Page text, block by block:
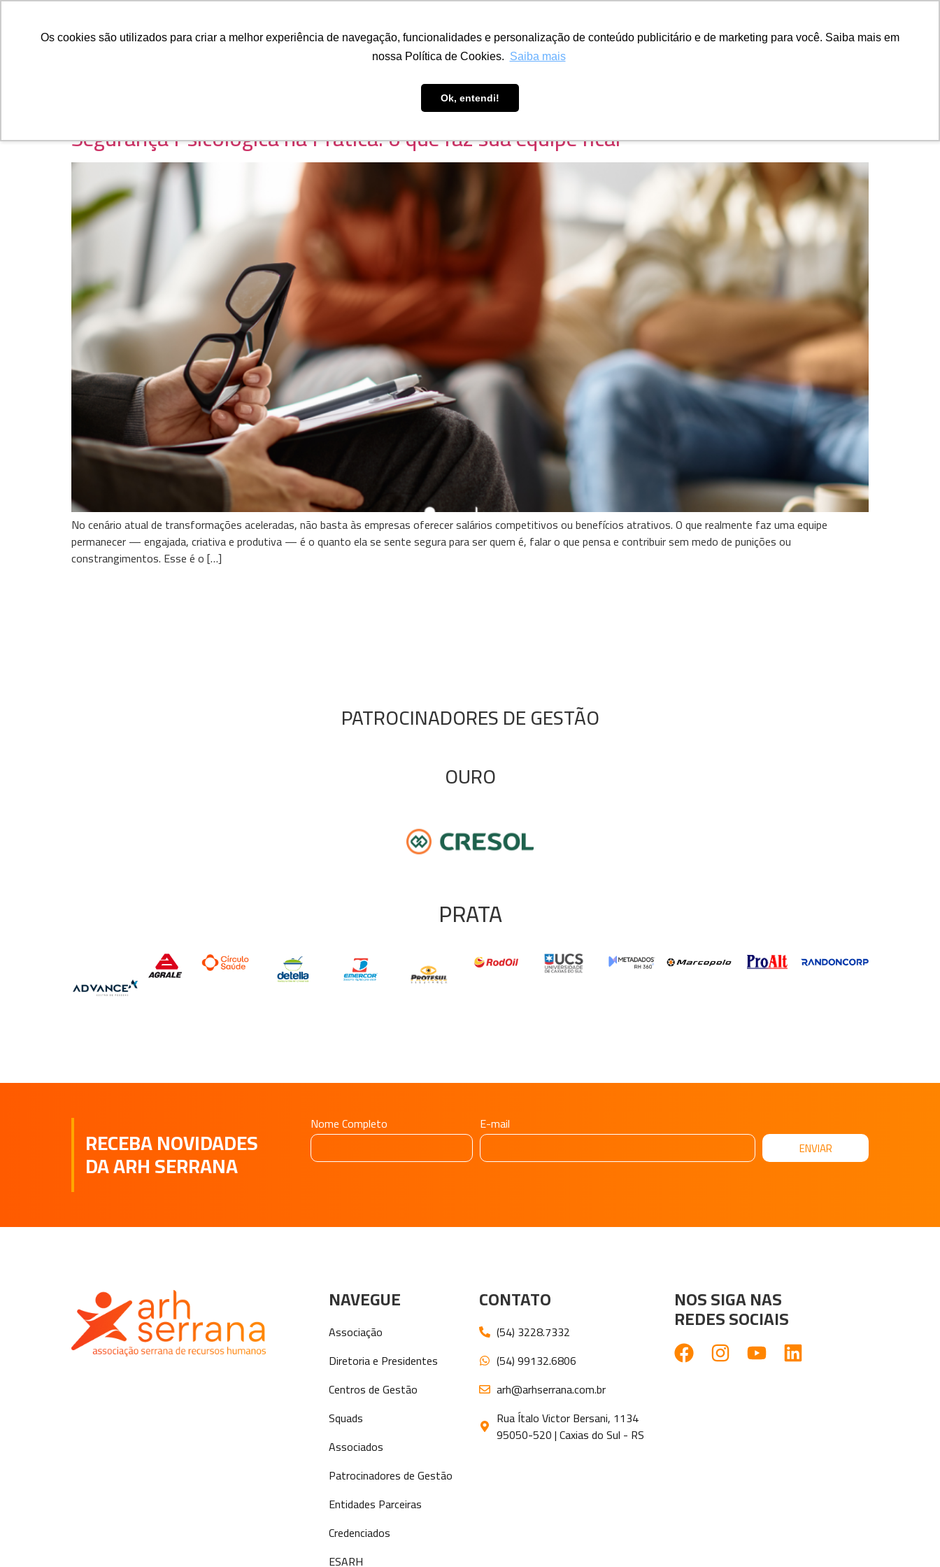
Os cookies são utilizados para criar a melhor experiência de navegação, funcionalidades e personalização de conteúdo publicitário e de marketing para você. Saiba mais em
nossa Política de Cookies. Saiba mais
Ok, entendi!
Quem Somos O Que Fazemos Eventos ESARH Parceiros Sala do Associado Fale Conosco Associe-se
Segurança Psicológica na Prática: o que faz sua equipe ficar
No cenário atual de transformações aceleradas, não basta às empresas oferecer salários competitivos ou benefícios atrativos. O que realmente faz uma equipe
permanecer — engajada, criativa e produtiva — é o quanto ela se sente segura para ser quem é, falar o que pensa e contribuir sem medo de punições ou
constrangimentos. Esse é o […]
PATROCINADORES DE GESTÃO
OURO
PRATA
RECEBA NOVIDADES
DA ARH SERRANA
Nome Completo E-mail
ENVIAR
NAVEGUE
Associação
Diretoria e Presidentes
Centros de Gestão
Squads
Associados
Patrocinadores de Gestão
Entidades Parceiras
Credenciados
ESARH
CONTATO
(54) 3228.7332
(54) 99132.6806
arh@arhserrana.com.br
Rua Ítalo Victor Bersani, 1134
95050-520 | Caxias do Sul - RS
NOS SIGA NAS
REDES SOCIAIS